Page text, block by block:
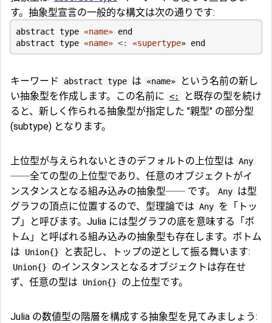
す。抽象型宣言の一般的な構文は次の通りです:
abstract type «name» end
abstract type «name» <: «supertype» end
キーワード abstract type は «name»
という名前の新し
い抽象型を作成します。この名前に <:
と既存の型を続け
ると、新しく作られる抽象型が指定した "親型" の部分型
(subtype) となります。
上位型が与えられないときのデフォルトの上位型は Any
──全ての型の上位型であり、任意のオブジェクトがイ
ンスタンスとなる組み込みの抽象型── です。
Any は型
グラフの頂点に位置するので、型理論では Any を「トッ
プ」と呼びます。Julia には型グラフの底を意味する「ボ
トム」と呼ばれる組み込みの抽象型も存在します。ボトム
は
Union{} と表記し、トップの逆として振る舞います:
Union{}
のインスタンスとなるオブジェクトは存在せ
ず、任意の型は
Union{} の上位型です。
Julia の数値型の階層を構成する抽象型を見てみましょう: